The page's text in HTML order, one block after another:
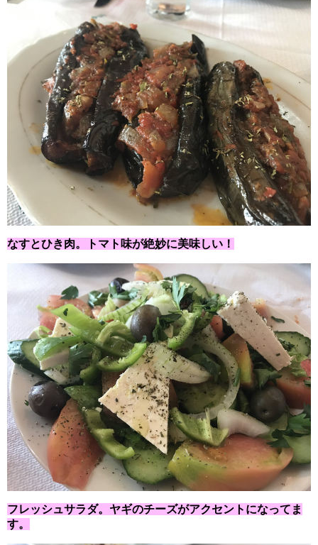
なすとひき肉。トマト味が絶妙に美味しい！
フレッシュサラダ。ヤギのチーズがアクセントになってま
す。